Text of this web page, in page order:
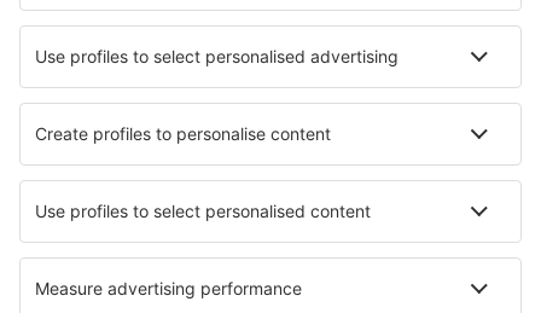
Garance nejnižší ceny
Mobilní aplikace
Letecké společnosti
Ryanair
Wizz Air
easyJet
Lufthansa